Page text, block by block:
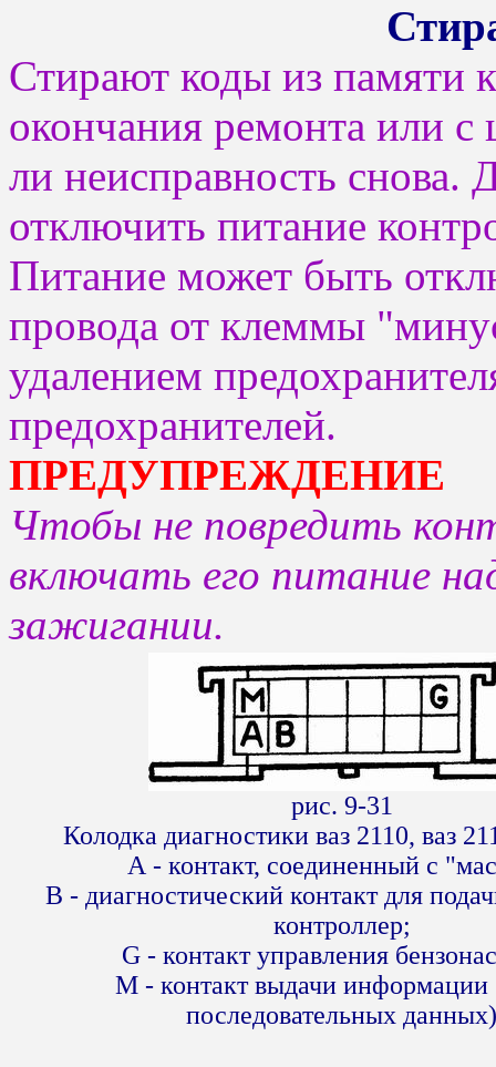
Стирают коды из памяти
окончания ремонта или с
ли неисправность снова.
отключить питание
Питание может быть
провода от клеммы
удалением
предохранителей.
ПРЕДУПРЕЖДЕНИЕ
Чтобы не повредить
включать его питание
зажигании.
рис. 9-31
Колодка диагностики ваз 2110, ваз
А - контакт, соединенный с
В - диагностический контакт для
контроллер;
G - контакт управления
М - контакт выдачи информации
последовательных